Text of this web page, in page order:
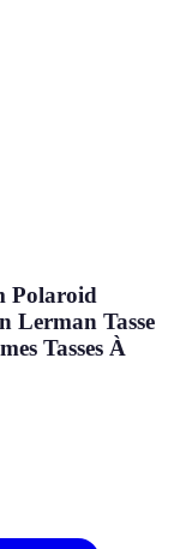
Polaroid
Lerman Tasse
Tasses À